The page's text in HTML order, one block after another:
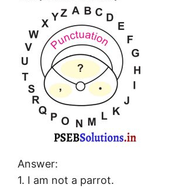
Answer:
1. I am not a parrot.